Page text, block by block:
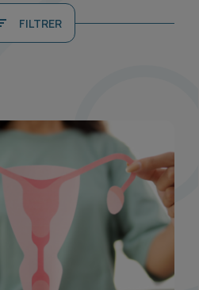
FILTRER